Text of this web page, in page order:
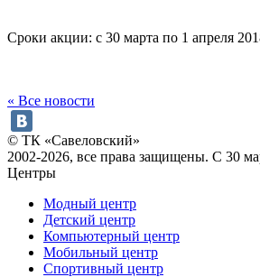
Сроки акции: с 30 марта по 1 апреля
« Все новости
© ТК «Савеловский»
2002-2026, все права защищены. С 30
Центры
Модный центр
Детский центр
Компьютерный центр
Мобильный центр
Спортивный центр